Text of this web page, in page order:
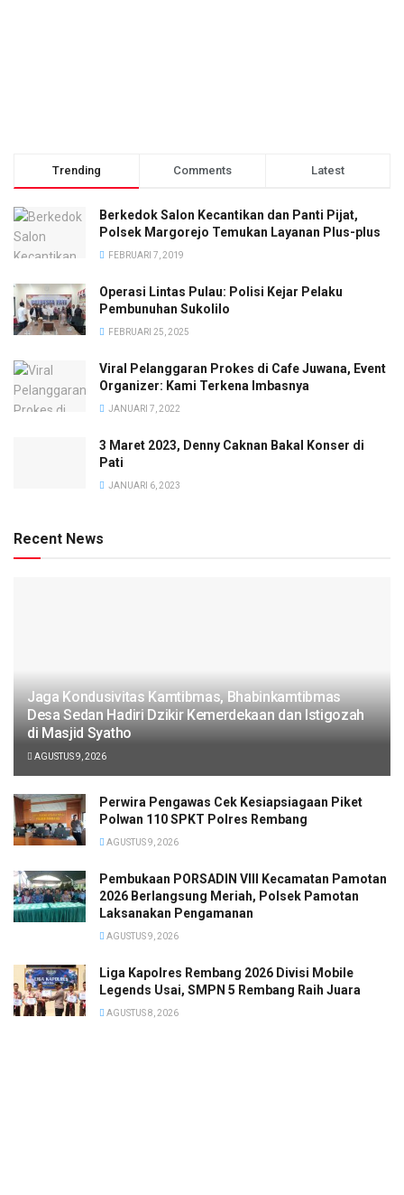
Trending Comments Latest
Berkedok Salon Kecantikan dan Panti Pijat,
Polsek Margorejo Temukan Layanan Plus-plus
FEBRUARI 7, 2019
Operasi Lintas Pulau: Polisi Kejar Pelaku
Pembunuhan Sukolilo
FEBRUARI 25, 2025
Viral Pelanggaran Prokes di Cafe Juwana, Event
Organizer: Kami Terkena Imbasnya
JANUARI 7, 2022
3 Maret 2023, Denny Caknan Bakal Konser di
Pati
JANUARI 6, 2023
Recent News
Jaga Kondusivitas Kamtibmas, Bhabinkamtibmas
Desa Sedan Hadiri Dzikir Kemerdekaan dan Istigozah
di Masjid Syatho
AGUSTUS 9, 2026
Perwira Pengawas Cek Kesiapsiagaan Piket
Polwan 110 SPKT Polres Rembang
AGUSTUS 9, 2026
Pembukaan PORSADIN VIII Kecamatan Pamotan
2026 Berlangsung Meriah, Polsek Pamotan
Laksanakan Pengamanan
AGUSTUS 9, 2026
Liga Kapolres Rembang 2026 Divisi Mobile
Legends Usai, SMPN 5 Rembang Raih Juara
AGUSTUS 8, 2026